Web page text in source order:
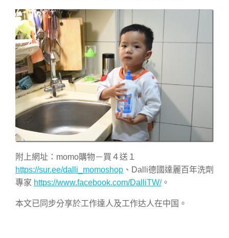
附上網址：momo購物－買４送１
https://sur.ee/dalli_momoshop 、Dalli德國達麗百年洗劑
專家 https://www.facebook.com/DalliTW/。
本文已同步分享於工作達人及工作达人在中国。